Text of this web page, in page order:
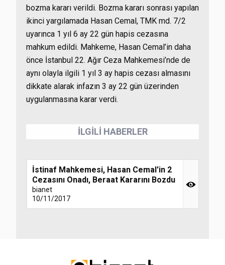
bozma kararı verildi. Bozma kararı sonrası yapılan
ikinci yargılamada Hasan Cemal, TMK md. 7/2
uyarınca 1 yıl 6 ay 22 gün hapis cezasına
mahkum edildi. Mahkeme, Hasan Cemal’in daha
önce İstanbul 22. Ağır Ceza Mahkemesi’nde de
aynı olayla ilgili 1 yıl 3 ay hapis cezası almasını
dikkate alarak infazın 3 ay 22 gün üzerinden
uygulanmasına karar verdi.
İLGİLİ HABERLER
İstinaf Mahkemesi, Hasan Cemal'in 2
Cezasını Onadı, Beraat Kararını Bozdu
bianet
10/11/2017